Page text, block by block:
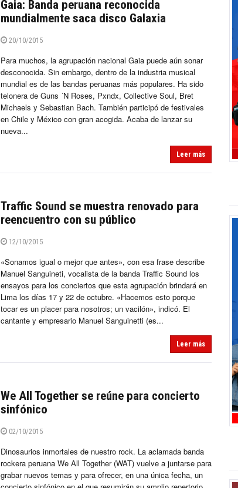
Gaia: Banda peruana reconocida
mundialmente saca disco Galaxia
20/10/2015
Para muchos, la agrupación nacional Gaia puede aún sonar
desconocida. Sin embargo, dentro de la industria musical
mundial es de las bandas peruanas más populares. Ha sido
telonera de Guns ´N Roses, Pxndx, Collective Soul, Bret
Michaels y Sebastian Bach. También participó de festivales
en Chile y México con gran acogida. Acaba de lanzar su
nueva...
Leer más
Traffic Sound se muestra renovado para
reencuentro con su público
12/10/2015
«Sonamos igual o mejor que antes», con esa frase describe
Manuel Sanguineti, vocalista de la banda Traffic Sound los
ensayos para los conciertos que esta agrupación brindará en
Lima los días 17 y 22 de octubre. «Hacemos esto porque
tocar es un placer para nosotros; un vacilón», indicó. El
cantante y empresario Manuel Sanguinetti (es...
Leer más
We All Together se reúne para concierto
sinfónico
02/10/2015
Dinosaurios inmortales de nuestro rock. La aclamada banda
rockera peruana We All Together (WAT) vuelve a juntarse para
grabar nuevos temas y para ofrecer, en una única fecha, un